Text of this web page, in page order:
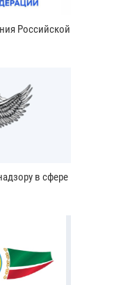
Российской
в сфере